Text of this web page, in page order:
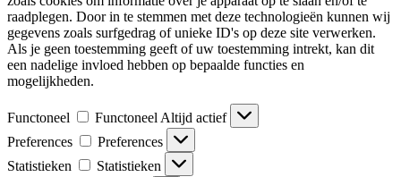
raadplegen. Door in te stemmen met deze technologieën kunnen wij
gegevens zoals surfgedrag of unieke ID's op deze site verwerken.
Als je geen toestemming geeft of uw toestemming intrekt, kan dit
een nadelige invloed hebben op bepaalde functies en
mogelijkheden.
Functoneel Functoneel Altijd actief
Preferences
Preferences
Statistieken
Statistieken